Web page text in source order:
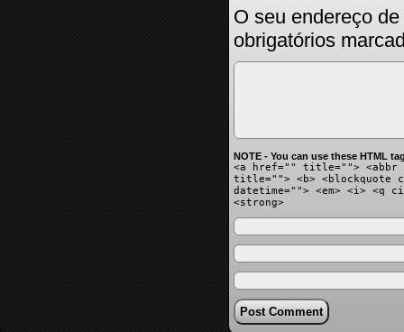
O seu endereço
obrigatórios
NOTE - You can use these HTML
<a href="" title=""> <abbr
title=""> <b> <blockquote
datetime=""> <em> <i> <q
<strong>